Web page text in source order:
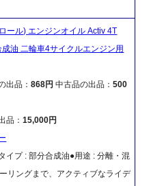
ール) エンジンオイル Activ 4T
油 二輪車4サイクルエンジン用
出品：868円 中古品の出品：500
品：15,000円
イプ : 部分合成油●用途 : 分離・混
リングまで、アクティブなライデ